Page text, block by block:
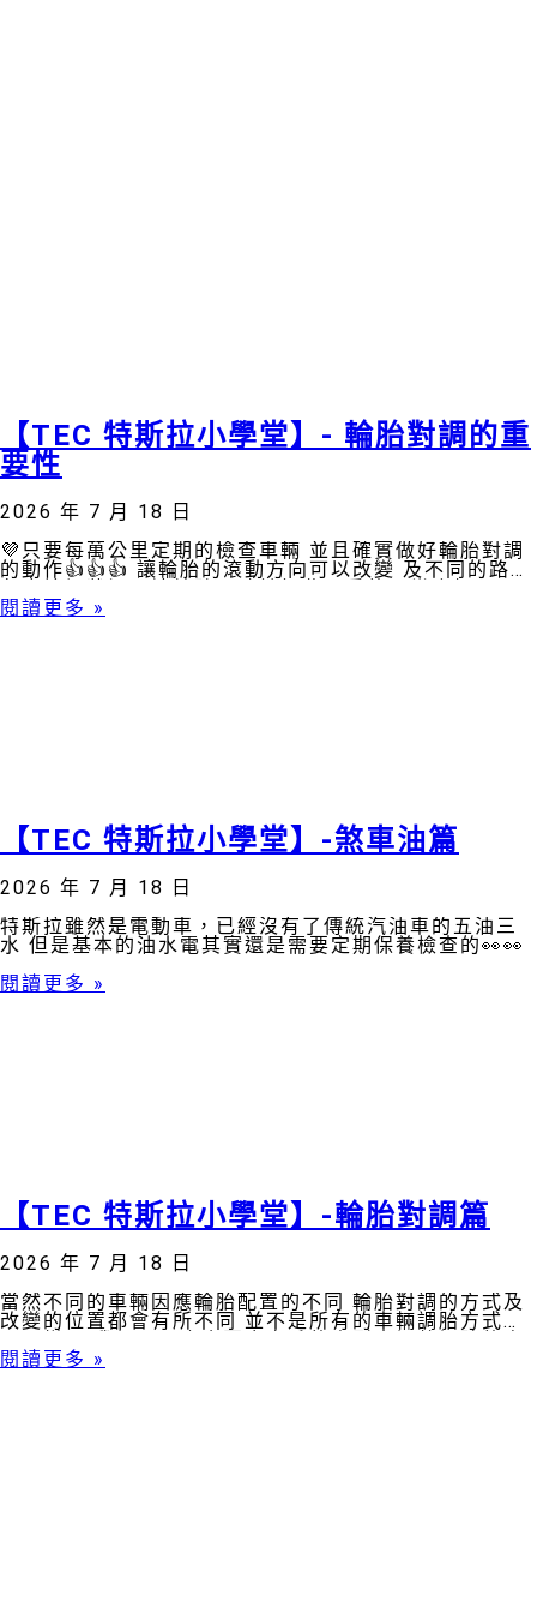
【TEC 特斯拉小學堂】- 輪胎對調的重
要性
2026 年 7 月 18 日
💜只要每萬公里定期的檢查車輛 並且確實做好輪胎對調
的動作👍👍👍 讓輪胎的滾動方向可以改變 及不同的路面
閱讀更多 »
【TEC 特斯拉小學堂】-煞車油篇
2026 年 7 月 18 日
特斯拉雖然是電動車，已經沒有了傳統汽油車的五油三
水 但是基本的油水電其實還是需要定期保養檢查的👀👀
閱讀更多 »
【TEC 特斯拉小學堂】-輪胎對調篇
2026 年 7 月 18 日
當然不同的車輛因應輪胎配置的不同 輪胎對調的方式及
改變的位置都會有所不同 並不是所有的車輛調胎方式都
式 以達到最好的效果👍👍👍👍👍
閱讀更多 »